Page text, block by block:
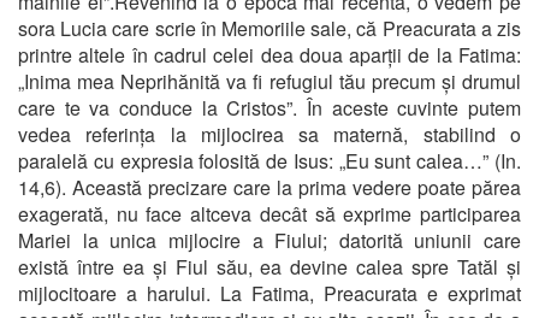
sora Lucia care scrie în Memoriile sale, că Preacurata a zis
printre altele în cadrul celei dea doua aparții de la Fatima:
„Inima mea Neprihănită va fi refugiul tău precum și drumul
care te va conduce la Cristos”. În aceste cuvinte putem
vedea referința la mijlocirea sa maternă, stabilind o
paralelă cu expresia folosită de Isus: „Eu sunt calea…” (In.
14,6). Această precizare care la prima vedere poate părea
exagerată, nu face altceva decât să exprime participarea
Mariei la unica mijlocire a Fiului; datorită uniunii care
există între ea și Fiul său, ea devine calea spre Tatăl și
mijlocitoare a harului. La Fatima, Preacurata e exprimat